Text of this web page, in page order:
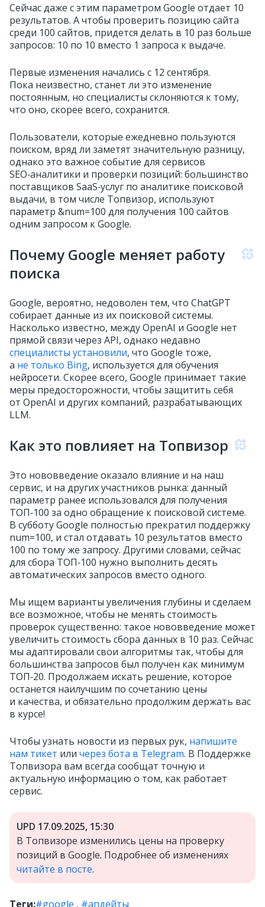
Сейчас даже с этим параметром Google отдает 10
результатов. А чтобы проверить позицию сайта
среди 100 сайтов, придется делать в 10 раз больше
запросов: 10 по 10 вместо 1 запроса к выдаче.
Первые изменения начались с 12 сентября.
Пока неизвестно, станет ли это изменение
постоянным, но специалисты склоняются к тому,
что оно, скорее всего, сохранится.
Пользователи, которые ежедневно пользуются
поиском, вряд ли заметят значительную разницу,
однако это важное событие для сервисов
SEO‑аналитики и проверки позиций: большинство
поставщиков SaaS‑услуг по аналитике поисковой
выдачи, в том числе Топвизор, используют
параметр &num=100 для получения 100 сайтов
одним запросом к Google.
Почему Google меняет работу
поиска
Google, вероятно, недоволен тем, что ChatGPT
собирает данные из их поисковой системы.
Насколько известно, между OpenAI и Google нет
прямой связи через API, однако недавно
специалисты установили, что Google тоже,
а не только Bing, используется для обучения
нейросети. Скорее всего, Google принимает такие
меры предосторожности, чтобы защитить себя
от OpenAI и других компаний, разрабатывающих
LLM.
Как это повлияет на Топвизор
Это нововведение оказало влияние и на наш
сервис, и на других участников рынка: данный
параметр ранее использовался для получения
ТОП‑100 за одно обращение к поисковой системе.
В субботу Google полностью прекратил поддержку
num=100, и стал отдавать 10 результатов вместо
100 по тому же запросу. Другими словами, сейчас
для сбора ТОП‑100 нужно выполнить десять
автоматических запросов вместо одного.
Мы ищем варианты увеличения глубины и сделаем
все возможное, чтобы не менять стоимость
проверок существенно: такое нововведение может
увеличить стоимость сбора данных в 10 раз. Сейчас
мы адаптировали свои алгоритмы так, чтобы для
большинства запросов был получен как минимум
ТОП‑20. Продолжаем искать решение, которое
останется наилучшим по сочетанию цены
и качества, и обязательно продолжим держать вас
в курсе!
Чтобы узнать новости из первых рук, напишите
нам тикет или через бота в Telegram. В Поддержке
Топвизора вам всегда сообщат точную и
актуальную информацию о том, как работает
сервис.
UPD 17.09.2025, 15:30
В Топвизоре изменились цены на проверку
позиций в Google. Подробнее об изменениях
читайте в посте.
Теги:#google , #апдейты